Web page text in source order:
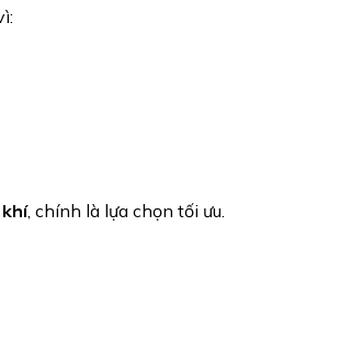
, chính là lựa chọn tối ưu.